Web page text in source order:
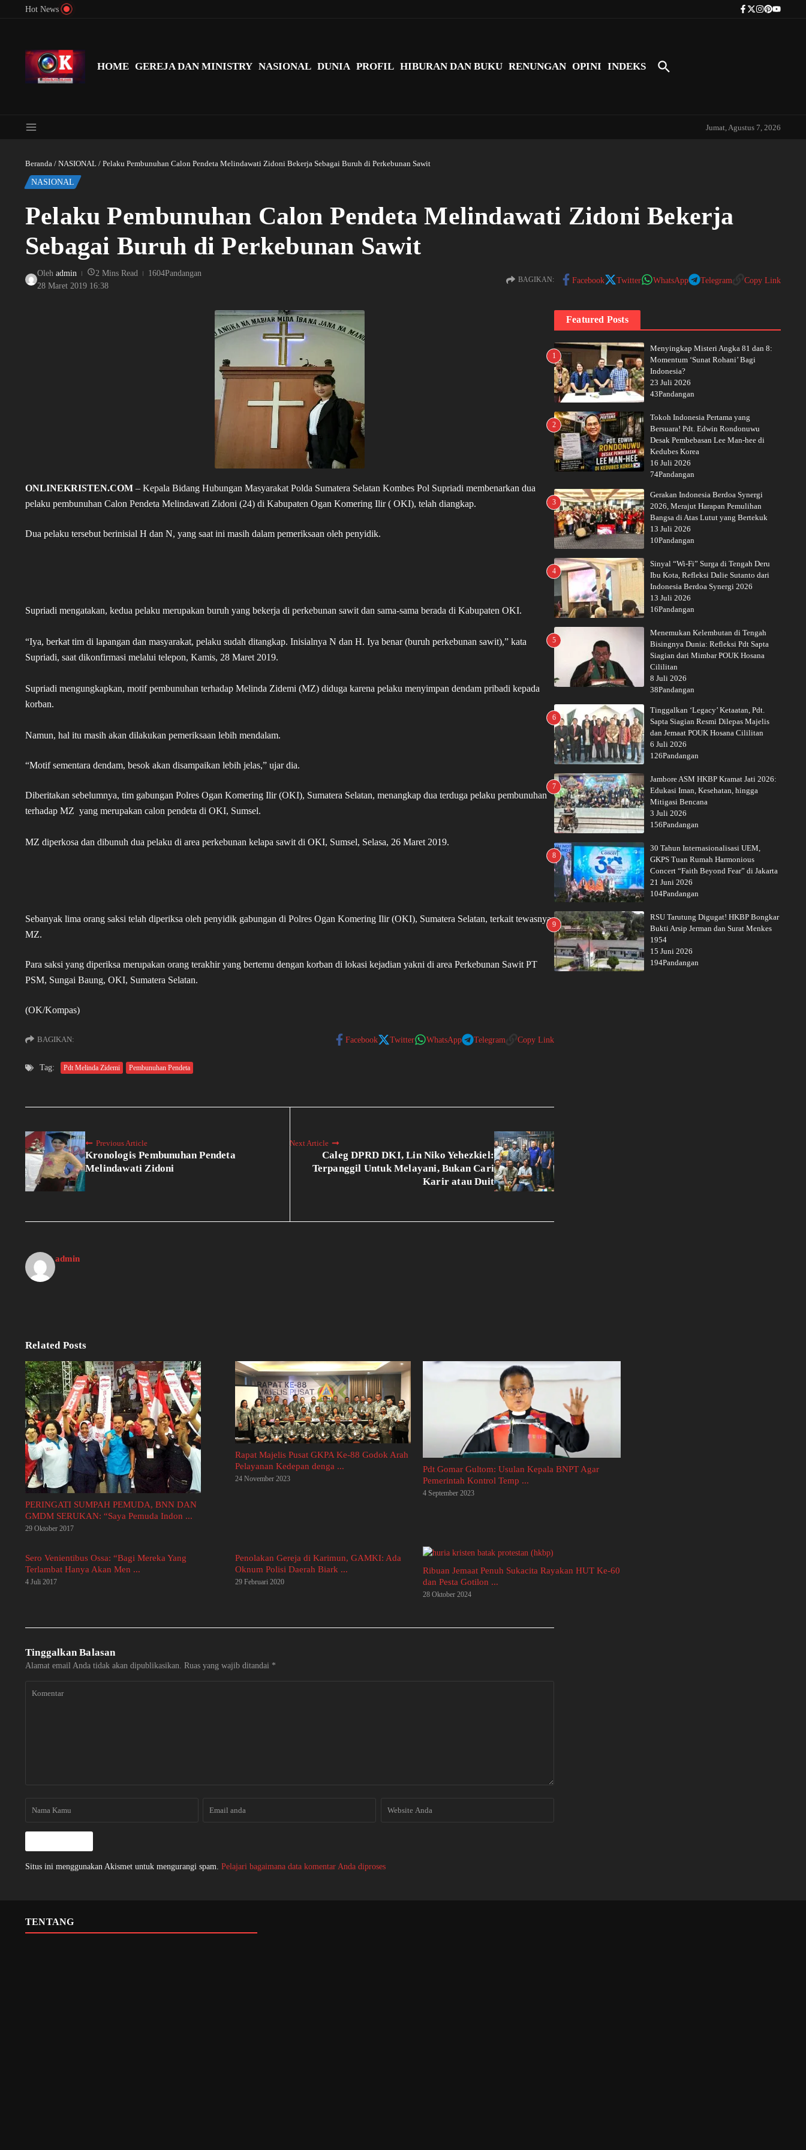
Lewati ke konten
Hot News Tokoh Indonesia Pertama yang
HOME GEREJA DAN MINISTRY NASIONAL DUNIA PROFIL HIBURAN DAN BUKU RENUNGAN OPINI INDEKS
Jumat, Agustus 7, 2026
Beranda / NASIONAL / Pelaku Pembunuhan Calon Pendeta Melindawati Zidoni Bekerja Sebagai Buruh di Perkebunan Sawit
NASIONAL
Pelaku Pembunuhan Calon Pendeta Melindawati Zidoni Bekerja
Sebagai Buruh di Perkebunan Sawit
Oleh admin 2 Mins Read
1604Pandangan
28 Maret 2019 16:38
BAGIKAN: Facebook Twitter WhatsApp Telegram Copy Link
ONLINEKRISTEN.COM – Kepala Bidang Hubungan Masyarakat Polda Sumatera Selatan Kombes Pol Supriadi membenarkan dua
pelaku pembunuhan Calon Pendeta Melindawati Zidoni (24) di Kabupaten Ogan Komering Ilir ( OKI), telah diangkap.
Dua pelaku tersebut berinisial H dan N, yang saat ini masih dalam pemeriksaan oleh penyidik.
Supriadi mengatakan, kedua pelaku merupakan buruh yang bekerja di perkebunan sawit dan sama-sama berada di Kabupaten OKI.
“Iya, berkat tim di lapangan dan masyarakat, pelaku sudah ditangkap. Inisialnya N dan H. Iya benar (buruh perkebunan sawit),” kata
Supriadi, saat dikonfirmasi melalui telepon, Kamis, 28 Maret 2019.
Supriadi mengungkapkan, motif pembunuhan terhadap Melinda Zidemi (MZ) diduga karena pelaku menyimpan dendam pribadi kepada
korban.
Namun, hal itu masih akan dilakukan pemeriksaan lebih mendalam.
“Motif sementara dendam, besok akan disampaikan lebih jelas,” ujar dia.
Diberitakan sebelumnya, tim gabungan Polres Ogan Komering Ilir (OKI), Sumatera Selatan, menangkap dua terduga pelaku pembunuhan
terhadap MZ yang merupakan calon pendeta di OKI, Sumsel.
MZ diperkosa dan dibunuh dua pelaku di area perkebunan kelapa sawit di OKI, Sumsel, Selasa, 26 Maret 2019.
Sebanyak lima orang saksi telah diperiksa oleh penyidik gabungan di Polres Ogan Komering Ilir (OKI), Sumatera Selatan, terkait tewasnya
MZ.
Para saksi yang diperiksa merupakan orang terakhir yang bertemu dengan korban di lokasi kejadian yakni di area Perkebunan Sawit PT
PSM, Sungai Baung, OKI, Sumatera Selatan.
(OK/Kompas)
BAGIKAN: Facebook Twitter WhatsApp Telegram Copy Link
Tag: Pdt Melinda Zidemi Pembunuhan Pendeta
Previous Article
Kronologis Pembunuhan Pendeta
Melindawati Zidoni
Next Article
Caleg DPRD DKI, Lin Niko Yehezkiel:
Terpanggil Untuk Melayani, Bukan Cari
Karir atau Duit
admin
Related Posts
PERINGATI SUMPAH PEMUDA, BNN DAN
GMDM SERUKAN: “Saya Pemuda Indon ...
29 Oktober 2017
Rapat Majelis Pusat GKPA Ke-88 Godok Arah
Pelayanan Kedepan denga ...
24 November 2023
Pdt Gomar Gultom: Usulan Kepala BNPT Agar
Pemerintah Kontrol Temp ...
4 September 2023
Sero Venientibus Ossa: “Bagi Mereka Yang
Terlambat Hanya Akan Men ...
4 Juli 2017
Penolakan Gereja di Karimun, GAMKI: Ada
Oknum Polisi Daerah Biark ...
29 Februari 2020
Ribuan Jemaat Penuh Sukacita Rayakan HUT Ke-60
dan Pesta Gotilon ...
28 Oktober 2024
Tinggalkan Balasan
Alamat email Anda tidak akan dipublikasikan. Ruas yang wajib ditandai *
Situs ini menggunakan Akismet untuk mengurangi spam. Pelajari bagaimana data komentar Anda diproses
Featured Posts
1
Menyingkap Misteri Angka 81 dan 8:
Momentum ‘Sunat Rohani’ Bagi
Indonesia?
23 Juli 2026
43Pandangan
2
Tokoh Indonesia Pertama yang
Bersuara! Pdt. Edwin Rondonuwu
Desak Pembebasan Lee Man-hee di
Kedubes Korea
16 Juli 2026
74Pandangan
3
Gerakan Indonesia Berdoa Synergi
2026, Merajut Harapan Pemulihan
Bangsa di Atas Lutut yang Bertekuk
13 Juli 2026
10Pandangan
4
Sinyal “Wi-Fi” Surga di Tengah Deru
Ibu Kota, Refleksi Dalie Sutanto dari
Indonesia Berdoa Synergi 2026
13 Juli 2026
16Pandangan
5
Menemukan Kelembutan di Tengah
Bisingnya Dunia: Refleksi Pdt Sapta
Siagian dari Mimbar POUK Hosana
Cililitan
8 Juli 2026
38Pandangan
6
Tinggalkan ‘Legacy’ Ketaatan, Pdt.
Sapta Siagian Resmi Dilepas Majelis
dan Jemaat POUK Hosana Cililitan
6 Juli 2026
126Pandangan
7
Jambore ASM HKBP Kramat Jati 2026:
Edukasi Iman, Kesehatan, hingga
Mitigasi Bencana
3 Juli 2026
156Pandangan
8
30 Tahun Internasionalisasi UEM,
GKPS Tuan Rumah Harmonious
Concert “Faith Beyond Fear” di Jakarta
21 Juni 2026
104Pandangan
9
RSU Tarutung Digugat! HKBP Bongkar
Bukti Arsip Jerman dan Surat Menkes
1954
15 Juni 2026
194Pandangan
TENTANG